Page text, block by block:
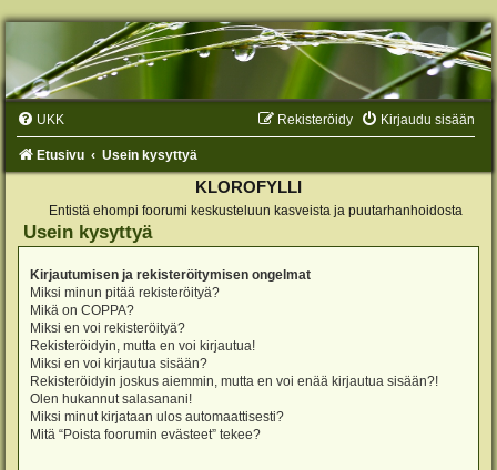
UKK Kirjaudu sisään
Rekisteröidy
Etusivu Usein kysyttyä
KLOROFYLLI
Entistä ehompi foorumi keskusteluun kasveista ja puutarhanhoidosta
Usein kysyttyä
Kirjautumisen ja rekisteröitymisen ongelmat
Miksi minun pitää rekisteröityä?
Mikä on COPPA?
Miksi en voi rekisteröityä?
Rekisteröidyin, mutta en voi kirjautua!
Miksi en voi kirjautua sisään?
Rekisteröidyin joskus aiemmin, mutta en voi enää kirjautua sisään?!
Olen hukannut salasanani!
Miksi minut kirjataan ulos automaattisesti?
Mitä “Poista foorumin evästeet” tekee?